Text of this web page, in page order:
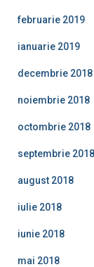
februarie 2019
ianuarie 2019
decembrie 2018
noiembrie 2018
octombrie 2018
septembrie 2018
august 2018
iulie 2018
iunie 2018
mai 2018